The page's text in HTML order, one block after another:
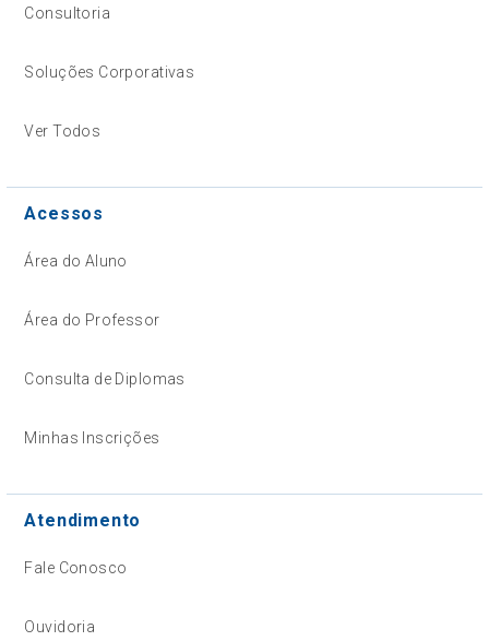
Consultoria
Soluções Corporativas
Ver Todos
Acessos
Área do Aluno
Área do Professor
Consulta de Diplomas
Minhas Inscrições
Atendimento
Fale Conosco
Ouvidoria